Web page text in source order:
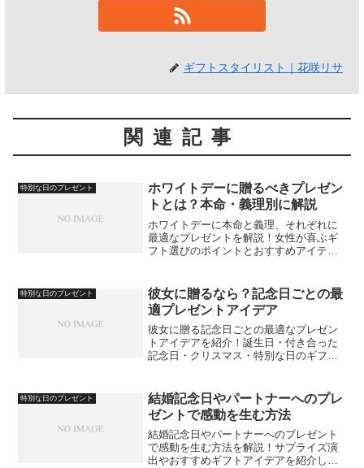
ギフトスタイリスト｜花咲リサ
関連記事
特別な日のプレゼント
ホワイトデーに贈るべきプレゼン
トとは？本命・義理別に解説
ホワイトデーに本命と義理、それぞれに
最適なプレゼントを解説！女性が喜ぶギ
フト選びのポイントとおすすめアイテム
特別な日のプレゼント
彼女に贈るなら？記念日ごとの最
適プレゼントアイデア
彼女に贈る記念日ごとの最適なプレゼン
トアイデアを紹介！誕生日・付き合った
記念日・クリスマス・特別な日のギフト
特別な日のプレゼント
結婚記念日やパートナーへのプレ
ゼントで感動を生む方法
結婚記念日やパートナーへのプレゼント
で感動を生む方法を解説！サプライズ演
出やおすすめギフトアイデアを紹介しま